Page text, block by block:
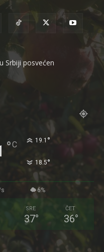
Srbiji posvećen
°C 19.1 °
18.5°
6%
SRE
37°
ČET
36°